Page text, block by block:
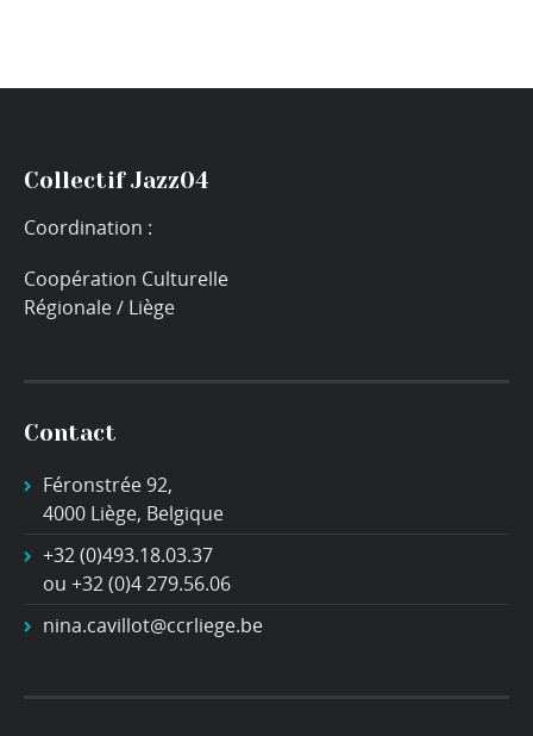
Collectif Jazz04
Coordination :
Coopération Culturelle
Régionale / Liège
Contact
Féronstrée 92,
4000 Liège, Belgique
+32 (0)493.18.03.37
ou +32 (0)4 279.56.06
nina.cavillot@ccrliege.be